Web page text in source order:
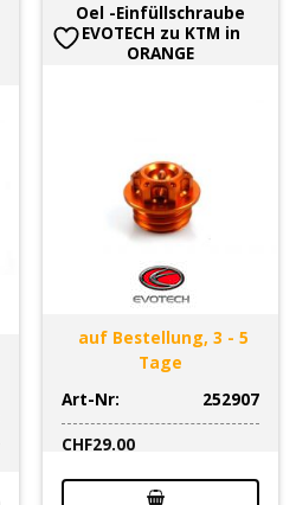
Oel -Einfüllschraube
EVOTECH zu KTM in
ORANGE
auf Bestellung, 3 - 5
Tage
Art-Nr:
252907
CHF29.00